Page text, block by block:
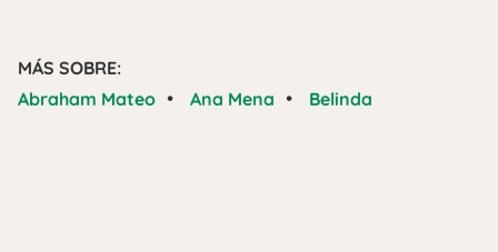
MÁS SOBRE:
Abraham Mateo • Ana Mena • Belinda